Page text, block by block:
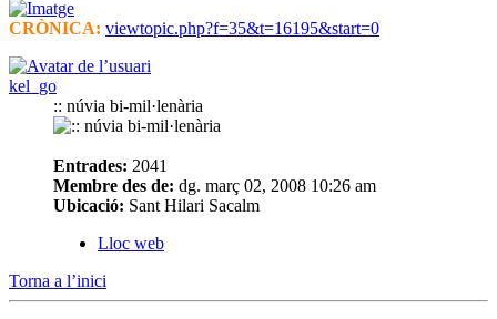
CRÒNICA: viewtopic.php?f=35&t=16195&start=0
kel_go
:: núvia bi-mil·lenària
Entrades: 2041
Membre des de: dg. març 02, 2008 10:26 am
Ubicació: Sant Hilari Sacalm
Lloc web
Torna a l’inici